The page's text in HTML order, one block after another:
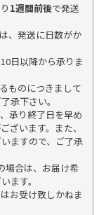
1週間前後で発送
、発送に日数がか
日以降から承りま
ものにつきまして
承下さい。
承り終了日を早め
ざいます。また、
ますので、ご了承
場合は、お届け希
ます。
お受け致しかねま